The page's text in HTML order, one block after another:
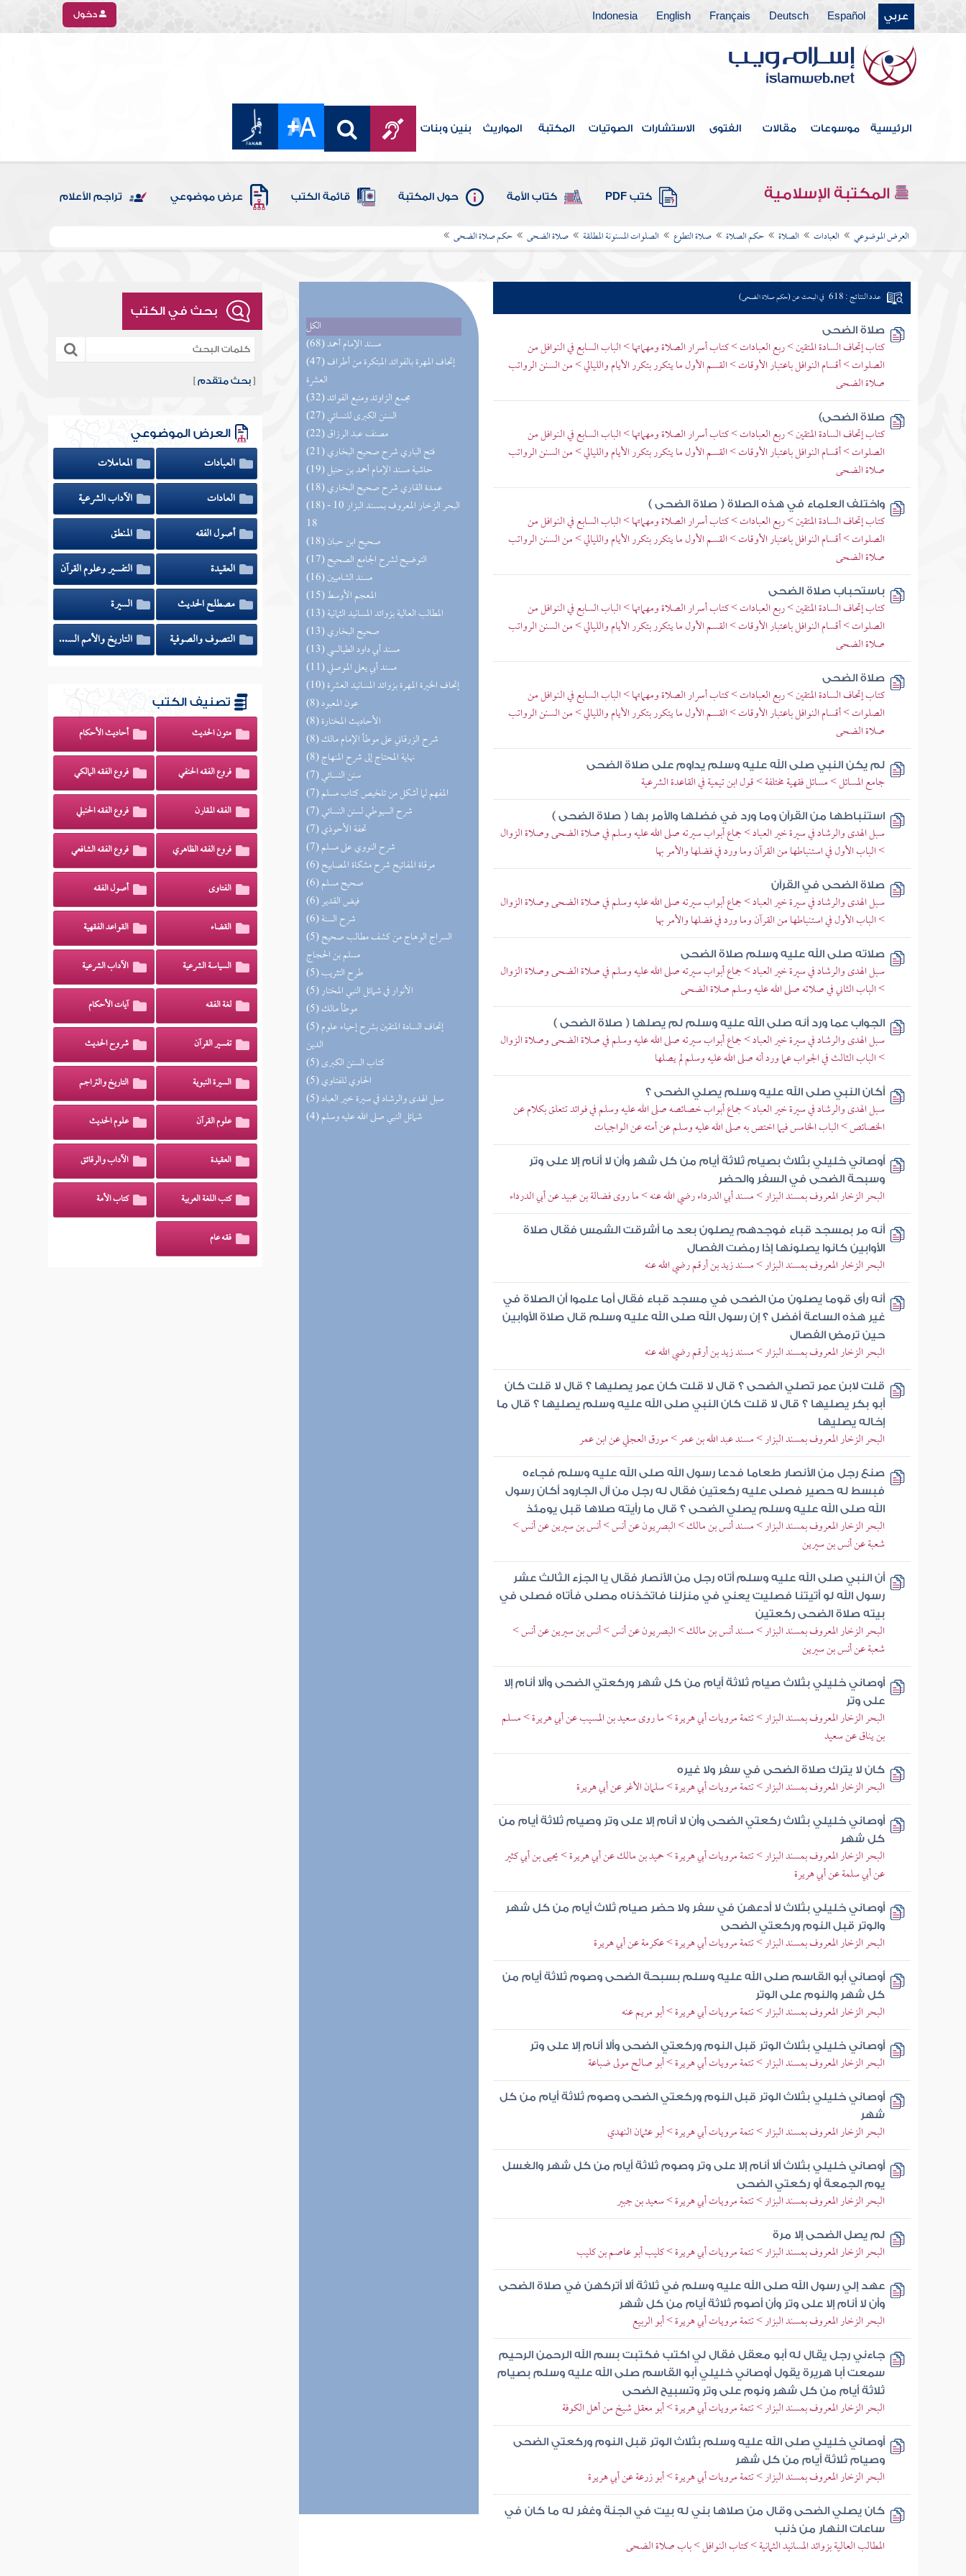
عربي Español
Deutsch
Français
English
Indonesia دخول
الرئيسية موسوعات مقالات الفتوى الاستشارات الصوتيات المكتبة المواريث بنين وبنات
المكتبة الإسلامية كتب PDF كتاب الأمة حول المكتبة قائمة الكتب عرض موضوعي تراجم الأعلام
العرض الموضوعي العبادات الصلاة حكم الصلاة صلاة التطوع الصلوات المسنونة المطلقة صلاة الضحى حكم صلاة الضحى
الكل
(68) مسند الإمام أحمد
(47) إتحاف المهرة بالفوائد المبتكرة من أطراف
العشرة
(32) مجمع الزاوئد ومنبع الفوائد
(27) السنن الكبرى للنسائي
(22) مصنف عبد الرزاق
(21) فتح الباري شرح صحيح البخاري
(19) حاشية مسند الإمام أحمد بن حنبل
(18) عمدة القاري شرح صحيح البخاري
(18) البحر الزخار المعروف بمسند البزار 10 -
18
(18) صحيح ابن حبان
(17) التوضيح لشرح الجامع الصحيح
(16) مسند الشاميين
(15) المعجم الأوسط
(13) المطالب العالية بزوائد المسانيد الثمانية
(13) صحيح البخاري
(13) مسند أبي داود الطيالسي
(11) مسند أبي يعلى الموصلي
(10) إتحاف الخيرة المهرة بزوائد المسانيد العشرة
(8) عون المعبود
(8) الأحاديث المختارة
(8) شرح الزرقاني على موطأ الإمام مالك
(8) نهاية المحتاج إلى شرح المنهاج
(7) سنن النسائي
(7) المفهم لما أشكل من تلخيص كتاب مسلم
(7) شرح السيوطي لسنن النسائي
(7) تحفة الأحوذي
(7) شرح النووي على مسلم
(6) مرقاة المفاتيح شرح مشكاة المصابيح
(6) صحيح مسلم
(6) فيض القدير
(6) شرح السنة
(5) السراج الوهاج من كشف مطالب صحيح
مسلم بن الحجاج
(5) طرح التثريب
(5) الأنوار في شمائل النبي المختار
(5) موطأ مالك
(5) إتحاف السادة المتقين بشرح إحياء علوم
الدين
(5) كتاب السنن الكبرى
(5) الحاوي للفتاوي
(5) سبل الهدى والرشاد في سيرة خير العباد
(4) شمائل النبي صلى الله عليه وسلم
عدد النتائج : 618 في البحث عن (حكم صلاة الضحى)
صلاة الضحى
كتاب إتحاف السادة المتقين > ربع العبادات > كتاب أسرار الصلاة ومهماتها > الباب السابع في النوافل من
الصلوات > أقسام النوافل باعتبار الأوقات > القسم الأول ما يتكرر بتكرر الأيام والليالي > من السنن الرواتب
صلاة الضحى
صلاة الضحى)
كتاب إتحاف السادة المتقين > ربع العبادات > كتاب أسرار الصلاة ومهماتها > الباب السابع في النوافل من
الصلوات > أقسام النوافل باعتبار الأوقات > القسم الأول ما يتكرر بتكرر الأيام والليالي > من السنن الرواتب
صلاة الضحى
واختلف العلماء في هذه الصلاة ( صلاة الضحى )
كتاب إتحاف السادة المتقين > ربع العبادات > كتاب أسرار الصلاة ومهماتها > الباب السابع في النوافل من
الصلوات > أقسام النوافل باعتبار الأوقات > القسم الأول ما يتكرر بتكرر الأيام والليالي > من السنن الرواتب
صلاة الضحى
باستحباب صلاة الضحى
كتاب إتحاف السادة المتقين > ربع العبادات > كتاب أسرار الصلاة ومهماتها > الباب السابع في النوافل من
الصلوات > أقسام النوافل باعتبار الأوقات > القسم الأول ما يتكرر بتكرر الأيام والليالي > من السنن الرواتب
صلاة الضحى
صلاة الضحى
كتاب إتحاف السادة المتقين > ربع العبادات > كتاب أسرار الصلاة ومهماتها > الباب السابع في النوافل من
الصلوات > أقسام النوافل باعتبار الأوقات > القسم الأول ما يتكرر بتكرر الأيام والليالي > من السنن الرواتب
صلاة الضحى
لم يكن النبي صلى الله عليه وسلم يداوم على صلاة الضحى
جامع المسائل > مسائل فقهية مختلفة > قول ابن تيمية في القاعدة الشرعية
استنباطها من القرآن وما ورد في فضلها والأمر بها ( صلاة الضحى )
سبل الهدى والرشاد في سيرة خير العباد > جماع أبواب سيرته صلى الله عليه وسلم في صلاة الضحى وصلاة الزوال
> الباب الأول في استنباطها من القرآن وما ورد في فضلها والأمر بها
صلاة الضحى في القرآن
سبل الهدى والرشاد في سيرة خير العباد > جماع أبواب سيرته صلى الله عليه وسلم في صلاة الضحى وصلاة الزوال
> الباب الأول في استنباطها من القرآن وما ورد في فضلها والأمر بها
صلاته صلى الله عليه وسلم صلاة الضحى
سبل الهدى والرشاد في سيرة خير العباد > جماع أبواب سيرته صلى الله عليه وسلم في صلاة الضحى وصلاة الزوال
> الباب الثاني في صلاته صلى الله عليه وسلم صلاة الضحى
الجواب عما ورد أنه صلى الله عليه وسلم لم يصلها ( صلاة الضحى )
سبل الهدى والرشاد في سيرة خير العباد > جماع أبواب سيرته صلى الله عليه وسلم في صلاة الضحى وصلاة الزوال
> الباب الثالث في الجواب عما ورد أنه صلى الله عليه وسلم لم يصلها
أكان النبي صلى الله عليه وسلم يصلي الضحى ؟
سبل الهدى والرشاد في سيرة خير العباد > جماع أبواب خصائصه صلى الله عليه وسلم في فوائد تتعلق بكلام عن
الخصائص > الباب الخامس فيما اختص به صلى الله عليه وسلم عن أمته عن الواجبات
أوصاني خليلي بثلاث بصيام ثلاثة أيام من كل شهر وأن لا أنام إلا على وتر
وسبحة الضحى في السفر والحضر
البحر الزخار المعروف بمسند البزار > مسند أبي الدرداء رضي الله عنه > ما روى فضالة بن عبيد عن أبي الدرداء
أنه مر بمسجد قباء فوجدهم يصلون بعد ما أشرقت الشمس فقال صلاة
الأوابين كانوا يصلونها إذا رمضت الفصال
البحر الزخار المعروف بمسند البزار > مسند زيد بن أرقم رضي الله عنه
أنه رأى قوما يصلون من الضحى في مسجد قباء فقال أما علموا أن الصلاة في
غير هذه الساعة أفضل ؟ إن رسول الله صلى الله عليه وسلم قال صلاة الأوابين
حين ترمض الفصال
البحر الزخار المعروف بمسند البزار > مسند زيد بن أرقم رضي الله عنه
قلت لابن عمر تصلي الضحى ؟ قال لا قلت كان عمر يصليها ؟ قال لا قلت كان
أبو بكر يصليها ؟ قال لا قلت كان النبي صلى الله عليه وسلم يصليها ؟ قال ما
إخاله يصليها
البحر الزخار المعروف بمسند البزار > مسند عبد الله بن عمر > مورق العجلي عن ابن عمر
صنع رجل من الأنصار طعاما فدعا رسول الله صلى الله عليه وسلم فجاءه
فبسط له حصير فصلى عليه ركعتين فقال له رجل من آل الجارود أكان رسول
الله صلى الله عليه وسلم يصلي الضحى ؟ قال ما رأيته صلاها قبل يومئذ
البحر الزخار المعروف بمسند البزار > مسند أنس بن مالك > البصريون عن أنس > أنس بن سيرين عن أنس >
شعبة عن أنس بن سيرين
أن النبي صلى الله عليه وسلم أتاه رجل من الأنصار فقال يا الجزء الثالث عشر
رسول الله لو أتيتنا فصليت يعني في منزلنا فاتخذناه مصلى فأتاه فصلى في
بيته صلاة الضحى ركعتين
البحر الزخار المعروف بمسند البزار > مسند أنس بن مالك > البصريون عن أنس > أنس بن سيرين عن أنس >
شعبة عن أنس بن سيرين
أوصاني خليلي بثلاث صيام ثلاثة أيام من كل شهر وركعتي الضحى وألا أنام إلا
على وتر
البحر الزخار المعروف بمسند البزار > تتمة مرويات أبي هريرة > ما روى سعيد بن المسيب عن أبي هريرة > مسلم
بن يناق عن سعيد
كان لا يترك صلاة الضحى في سفر ولا غيره
البحر الزخار المعروف بمسند البزار > تتمة مرويات أبي هريرة > سلمان الأغر عن أبي هريرة
أوصاني خليلي بثلاث ركعتي الضحى وأن لا أنام إلا على وتر وصيام ثلاثة أيام من
كل شهر
البحر الزخار المعروف بمسند البزار > تتمة مرويات أبي هريرة > حميد بن مالك عن أبي هريرة > يحيى بن أبي كثير
عن أبي سلمة عن أبي هريرة
أوصاني خليلي بثلاث لا أدعهن في سفر ولا حضر صيام ثلاث أيام من كل شهر
والوتر قبل النوم وركعتي الضحى
البحر الزخار المعروف بمسند البزار > تتمة مرويات أبي هريرة > عكرمة عن أبي هريرة
أوصاني أبو القاسم صلى الله عليه وسلم بسبحة الضحى وصوم ثلاثة أيام من
كل شهر والنوم على الوتر
البحر الزخار المعروف بمسند البزار > تتمة مرويات أبي هريرة > أبو مريم عنه
أوصاني خليلي بثلاث الوتر قبل النوم وركعتي الضحى وألا أنام إلا على وتر
البحر الزخار المعروف بمسند البزار > تتمة مرويات أبي هريرة > أبو صالح مولى ضباعة
أوصاني خليلي بثلاث الوتر قبل النوم وركعتي الضحى وصوم ثلاثة أيام من كل
شهر
البحر الزخار المعروف بمسند البزار > تتمة مرويات أبي هريرة > أبو عثمان النهدي
أوصاني خليلي بثلاث ألا أنام إلا على وتر وصوم ثلاثة أيام من كل شهر والغسل
يوم الجمعة أو ركعتي الضحى
البحر الزخار المعروف بمسند البزار > تتمة مرويات أبي هريرة > سعيد بن جبير
لم يصل الضحى إلا مرة
البحر الزخار المعروف بمسند البزار > تتمة مرويات أبي هريرة > كليب أبو عاصم بن كليب
عهد إلي رسول الله صلى الله عليه وسلم في ثلاثة ألا أتركهن في صلاة الضحى
وأن لا أنام إلا على وتر وأن أصوم ثلاثة أيام من كل شهر
البحر الزخار المعروف بمسند البزار > تتمة مرويات أبي هريرة > أبو الربيع
جاءني رجل يقال له أبو معقل فقال لي اكتب فكتبت بسم الله الرحمن الرحيم
سمعت أبا هريرة يقول أوصاني خليلي أبو القاسم صلى الله عليه وسلم بصيام
ثلاثة أيام من كل شهر ونوم على وتر وتسبيح الضحى
البحر الزخار المعروف بمسند البزار > تتمة مرويات أبي هريرة > أبو معقل شيخ من أهل الكوفة
أوصاني خليلي صلى الله عليه وسلم بثلاث الوتر قبل النوم وركعتي الضحى
وصيام ثلاثة أيام من كل شهر
البحر الزخار المعروف بمسند البزار > تتمة مرويات أبي هريرة > أبو زرعة عن أبي هريرة
كان يصلي الضحى وقال من صلاها بني له بيت في الجنة وغفر له ما كان في
ساعات النهار من ذنب
المطالب العالية بزوائد المسانيد الثمانية > كتاب النوافل > باب صلاة الضحى
بحث في الكتب
[بحث متقدم ]
العرض الموضوعي
العبادات
المعاملات
العادات
الآداب الشرعية
أصول الفقه
المنطق
العقيدة
التفسير وعلوم القرآن
مصطلح الحديث
السيرة
التصوف والصوفية
التاريخ والأمم السابقة
تصنيف الكتب
متون الحديث أحاديث الأحكام
فروع الفقه الحنفي فروع الفقه المالكي
الفقه المقارن فروع الفقه الحنبلي
فروع الفقه الظاهري فروع الفقه الشافعي
الفتاوى أصول الفقه
القضاء القواعد الفقهية
السياسة الشرعية الآداب الشرعية
لغة الفقه آيات الأحكام
تفسير القرآن شروح الحديث
السيرة النبوية التاريخ والتراجم
علوم القرآن علوم الحديث
العقيدة الآداب والرقائق
كتب اللغة العربية كتاب الأمة
فقه عام